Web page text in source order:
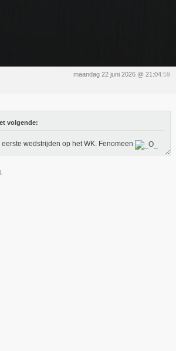
maandag 22 juni 2026 @ 21:04:59
volgende:
wedstrijden op het WK. Fenomeen